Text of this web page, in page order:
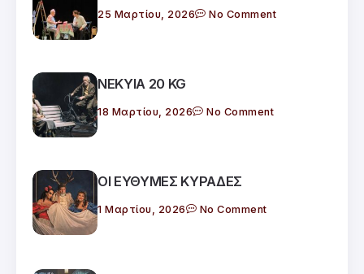
25 Μαρτίου, 2026 No Comment
ΝΕΚΥΙΑ 20 KG
18 Μαρτίου, 2026 No Comment
ΟΙ ΕΥΘΥΜΕΣ ΚΥΡΑΔΕΣ
1 Μαρτίου, 2026 No Comment